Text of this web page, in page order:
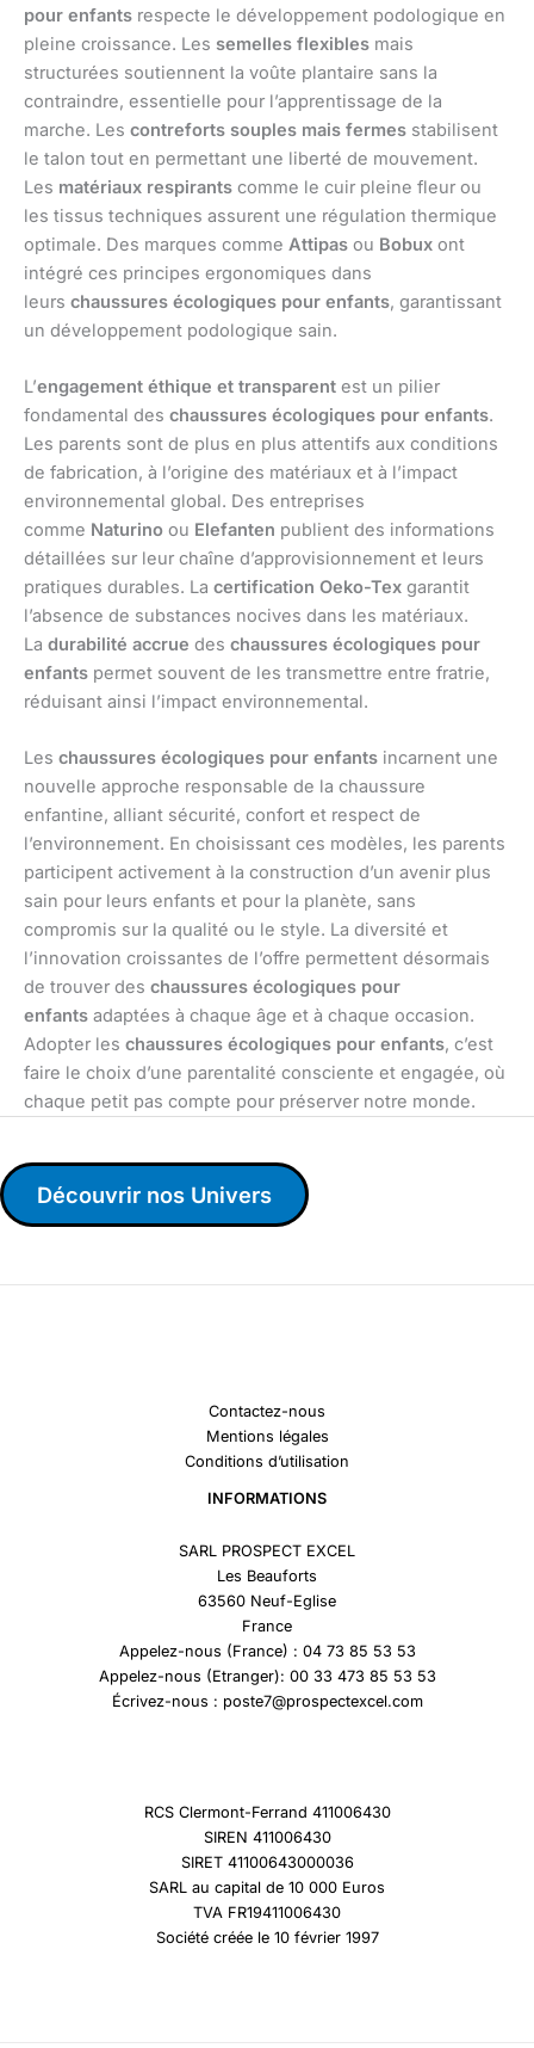
pour enfants respecte le développement podologique en
pleine croissance. Les semelles flexibles mais
structurées soutiennent la voûte plantaire sans la
contraindre, essentielle pour l’apprentissage de la
marche. Les contreforts souples mais fermes stabilisent
le talon tout en permettant une liberté de mouvement.
Les matériaux respirants comme le cuir pleine fleur ou
les tissus techniques assurent une régulation thermique
optimale. Des marques comme Attipas ou Bobux ont
intégré ces principes ergonomiques dans
leurs chaussures écologiques pour enfants, garantissant
un développement podologique sain.
L’engagement éthique et transparent est un pilier
fondamental des chaussures écologiques pour enfants.
Les parents sont de plus en plus attentifs aux conditions
de fabrication, à l’origine des matériaux et à l’impact
environnemental global. Des entreprises
comme Naturino ou Elefanten publient des informations
détaillées sur leur chaîne d’approvisionnement et leurs
pratiques durables. La certification Oeko-Tex garantit
l’absence de substances nocives dans les matériaux.
La durabilité accrue des chaussures écologiques pour
enfants permet souvent de les transmettre entre fratrie,
réduisant ainsi l’impact environnemental.
Les chaussures écologiques pour enfants incarnent une
nouvelle approche responsable de la chaussure
enfantine, alliant sécurité, confort et respect de
l’environnement. En choisissant ces modèles, les parents
participent activement à la construction d’un avenir plus
sain pour leurs enfants et pour la planète, sans
compromis sur la qualité ou le style. La diversité et
l’innovation croissantes de l’offre permettent désormais
de trouver des chaussures écologiques pour
enfants adaptées à chaque âge et à chaque occasion.
Adopter les chaussures écologiques pour enfants, c’est
faire le choix d’une parentalité consciente et engagée, où
chaque petit pas compte pour préserver notre monde.
Découvrir nos Univers
Contactez-nous
Mentions légales
Conditions d’utilisation
INFORMATIONS
SARL PROSPECT EXCEL
Les Beauforts
63560 Neuf-Eglise
France
Appelez-nous (France) : 04 73 85 53 53
Appelez-nous (Etranger): 00 33 473 85 53 53
Écrivez-nous : poste7@prospectexcel.com
RCS Clermont-Ferrand 411006430
SIREN 411006430
SIRET 41100643000036
SARL au capital de 10 000 Euros
TVA FR19411006430
Société créée le 10 février 1997